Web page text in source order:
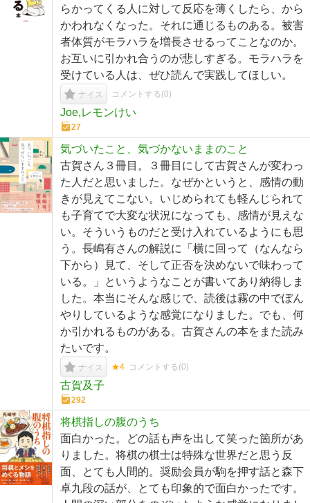
らかってくる人に対して反応を薄くしたら、から
かわれなくなった。それに通じるものある。被害
者体質がモラハラを増長させるってことなのか。
お互いに引かれ合うのが悲しすぎる。モラハラを
受けている人は、ぜひ読んで実践してほしい。
ナイス コメントする(0)
Joe,レモンけい
27
気づいたこと、気づかないままのこと
古賀さん３冊目。３冊目にして古賀さんが変わっ
た人だと思いました。なぜかというと、感情の動
きが見えてこない。いじめられても軽んじられて
も子育てで大変な状況になっても、感情が見えな
い。そういうものだと受け入れているようにも思
う。長嶋有さんの解説に「横に回って（なんなら
下から）見て、そして正否を決めないで味わって
いる。」というようなことが書いてあり納得しま
した。本当にそんな感じで、読後は霧の中でぼん
やりしているような感覚になりました。でも、何
か引かれるものがある。古賀さんの本をまた読み
たいです。
ナイス ★4 コメントする(0)
古賀及子
292
将棋指しの腹のうち
面白かった。どの話も声を出して笑った箇所があ
りました。将棋の棋士は特殊な世界だと思う反
面、とても人間的。奨励会員が駒を押す話と森下
卓九段の話が、とても印象的で面白かったです。